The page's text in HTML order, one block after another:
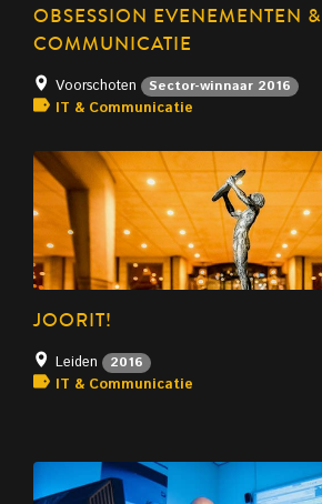
OBSESSION EVENEMENTEN &
COMMUNICATIE
Voorschoten Sector-winnaar 2016
IT & Communicatie
JOORIT!
Leiden 2016
IT & Communicatie